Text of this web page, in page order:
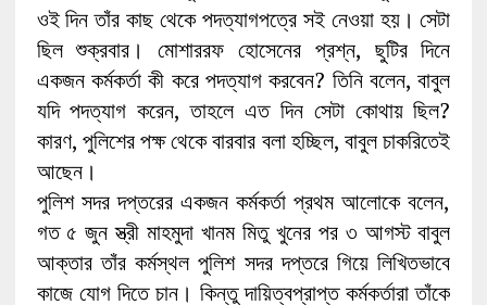
ওই দিন তাঁর কাছ থেকে পদত্যাগপত্রে সই নেওয়া হয়। সেটা
ছিল শুক্রবার। মোশাররফ হোসেনের প্রশ্ন, ছুটির দিনে
একজন কর্মকর্তা কী করে পদত্যাগ করবেন? তিনি বলেন, বাবুল
যদি পদত্যাগ করেন, তাহলে এত দিন সেটা কোথায় ছিল?
কারণ, পুলিশের পক্ষ থেকে বারবার বলা হচ্ছিল, বাবুল চাকরিতেই
আছেন।
পুলিশ সদর দপ্তরের একজন কর্মকর্তা প্রথম আলোকে বলেন,
গত ৫ জুন স্ত্রী মাহমুদা খানম মিতু খুনের পর ৩ আগস্ট বাবুল
আক্তার তাঁর কর্মস্থল পুলিশ সদর দপ্তরে গিয়ে লিখিতভাবে
কাজে যোগ দিতে চান। কিন্তু দায়িত্বপ্রাপ্ত কর্মকর্তারা তাঁকে